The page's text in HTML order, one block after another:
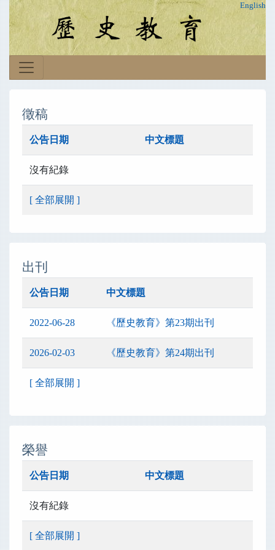
English
徵稿
公告日期 中文標題
沒有紀錄
[ 全部展開 ]
出刊
公告日期 中文標題
2022-06-28 《歷史教育》第23期出刊
2026-02-03 《歷史教育》第24期出刊
[ 全部展開 ]
榮譽
公告日期 中文標題
沒有紀錄
[ 全部展開 ]